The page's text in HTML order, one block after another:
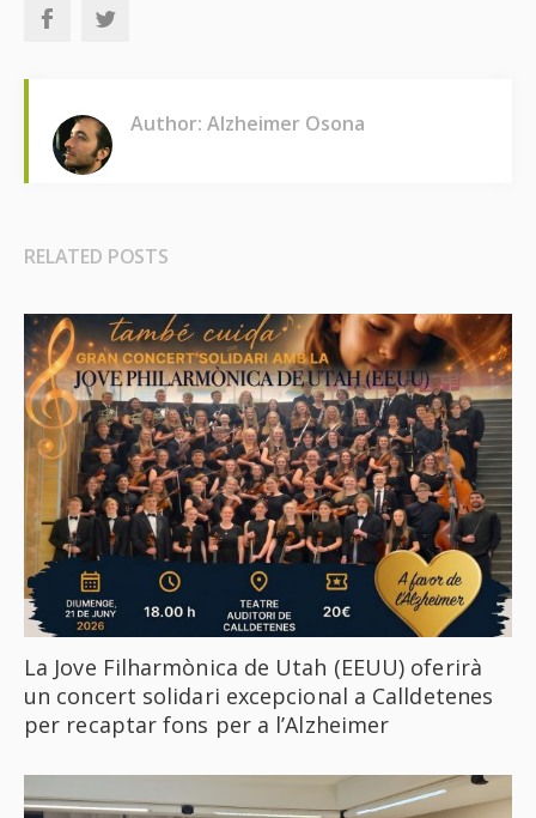
Author: Alzheimer Osona
RELATED POSTS
La Jove Filharmònica de Utah (EEUU) oferirà
un concert solidari excepcional a Calldetenes
per recaptar fons per a l’Alzheimer